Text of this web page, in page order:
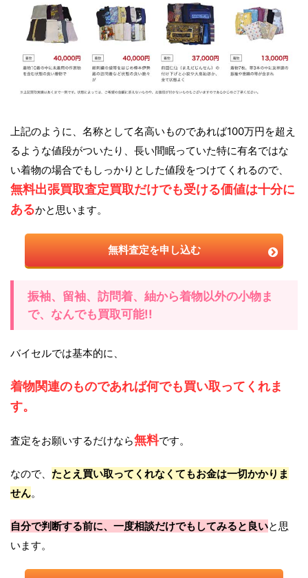
上記のように、名称として名高いものであれば100万円を超え
るような値段がついたり、長い間眠っていた特に有名ではな
い着物の場合でもしっかりとした値段をつけてくれるので、
無料出張買取査定買取だけでも受ける価値は十分に
あるかと思います。
無料査定を申し込む
振袖、留袖、訪問着、紬から着物以外の小物ま
で、なんでも買取可能!!
バイセルでは基本的に、
着物関連のものであれば何でも買い取ってくれま
す。
査定をお願いするだけなら無料です。
なので、 たとえ買い取ってくれなくてもお金は一切かかりま
せん。
自分で判断する前に、一度相談だけでもしてみると良いと思
います。